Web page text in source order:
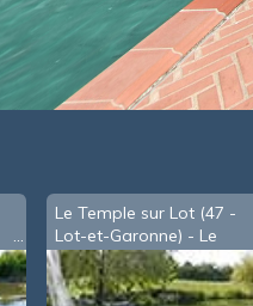
Le Temple sur Lot (47 -
Lot-et-Garonne) - Le
Jardin des Nénuphars